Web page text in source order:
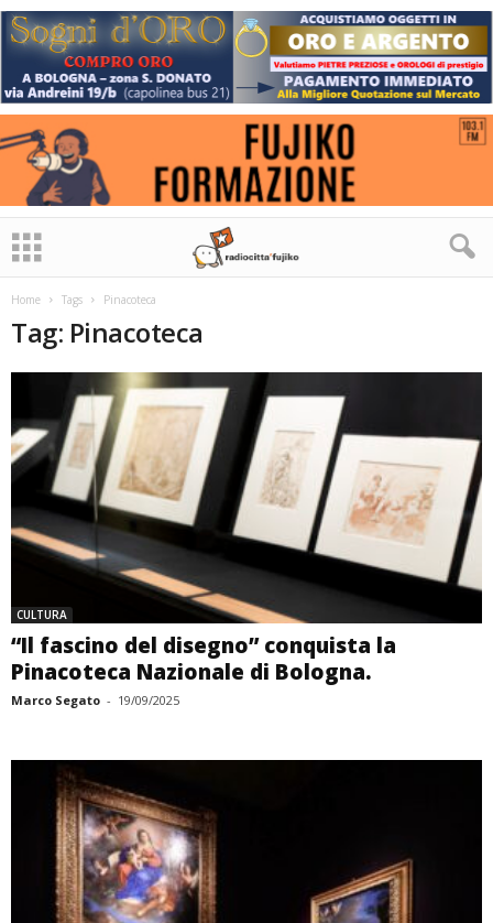
Home Tags Pinacoteca
Tag: Pinacoteca
CULTURA
“Il fascino del disegno” conquista la
Pinacoteca Nazionale di Bologna.
Marco Segato - 19/09/2025